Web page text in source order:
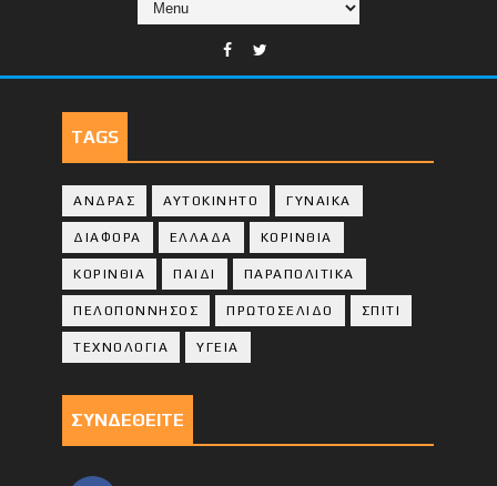
TAGS
ΑΝΔΡΑΣ ΑΥΤΟΚΙΝΗΤΟ ΓΥΝΑΙΚΑ
ΔΙΑΦΟΡΑ ΕΛΛΑΔΑ ΚΟΡΙΝΘΙΑ
ΚΟΡΙΝΘΙA ΠΑΙΔΙ ΠΑΡΑΠΟΛΙΤΙΚΑ
ΠΕΛΟΠΟΝΝΗΣΟΣ ΠΡΩΤΟΣΕΛΙΔΟ ΣΠΙΤΙ
ΤΕΧΝΟΛΟΓΙΑ ΥΓΕΙΑ
ΣΥΝΔΕΘΕΙΤΕ